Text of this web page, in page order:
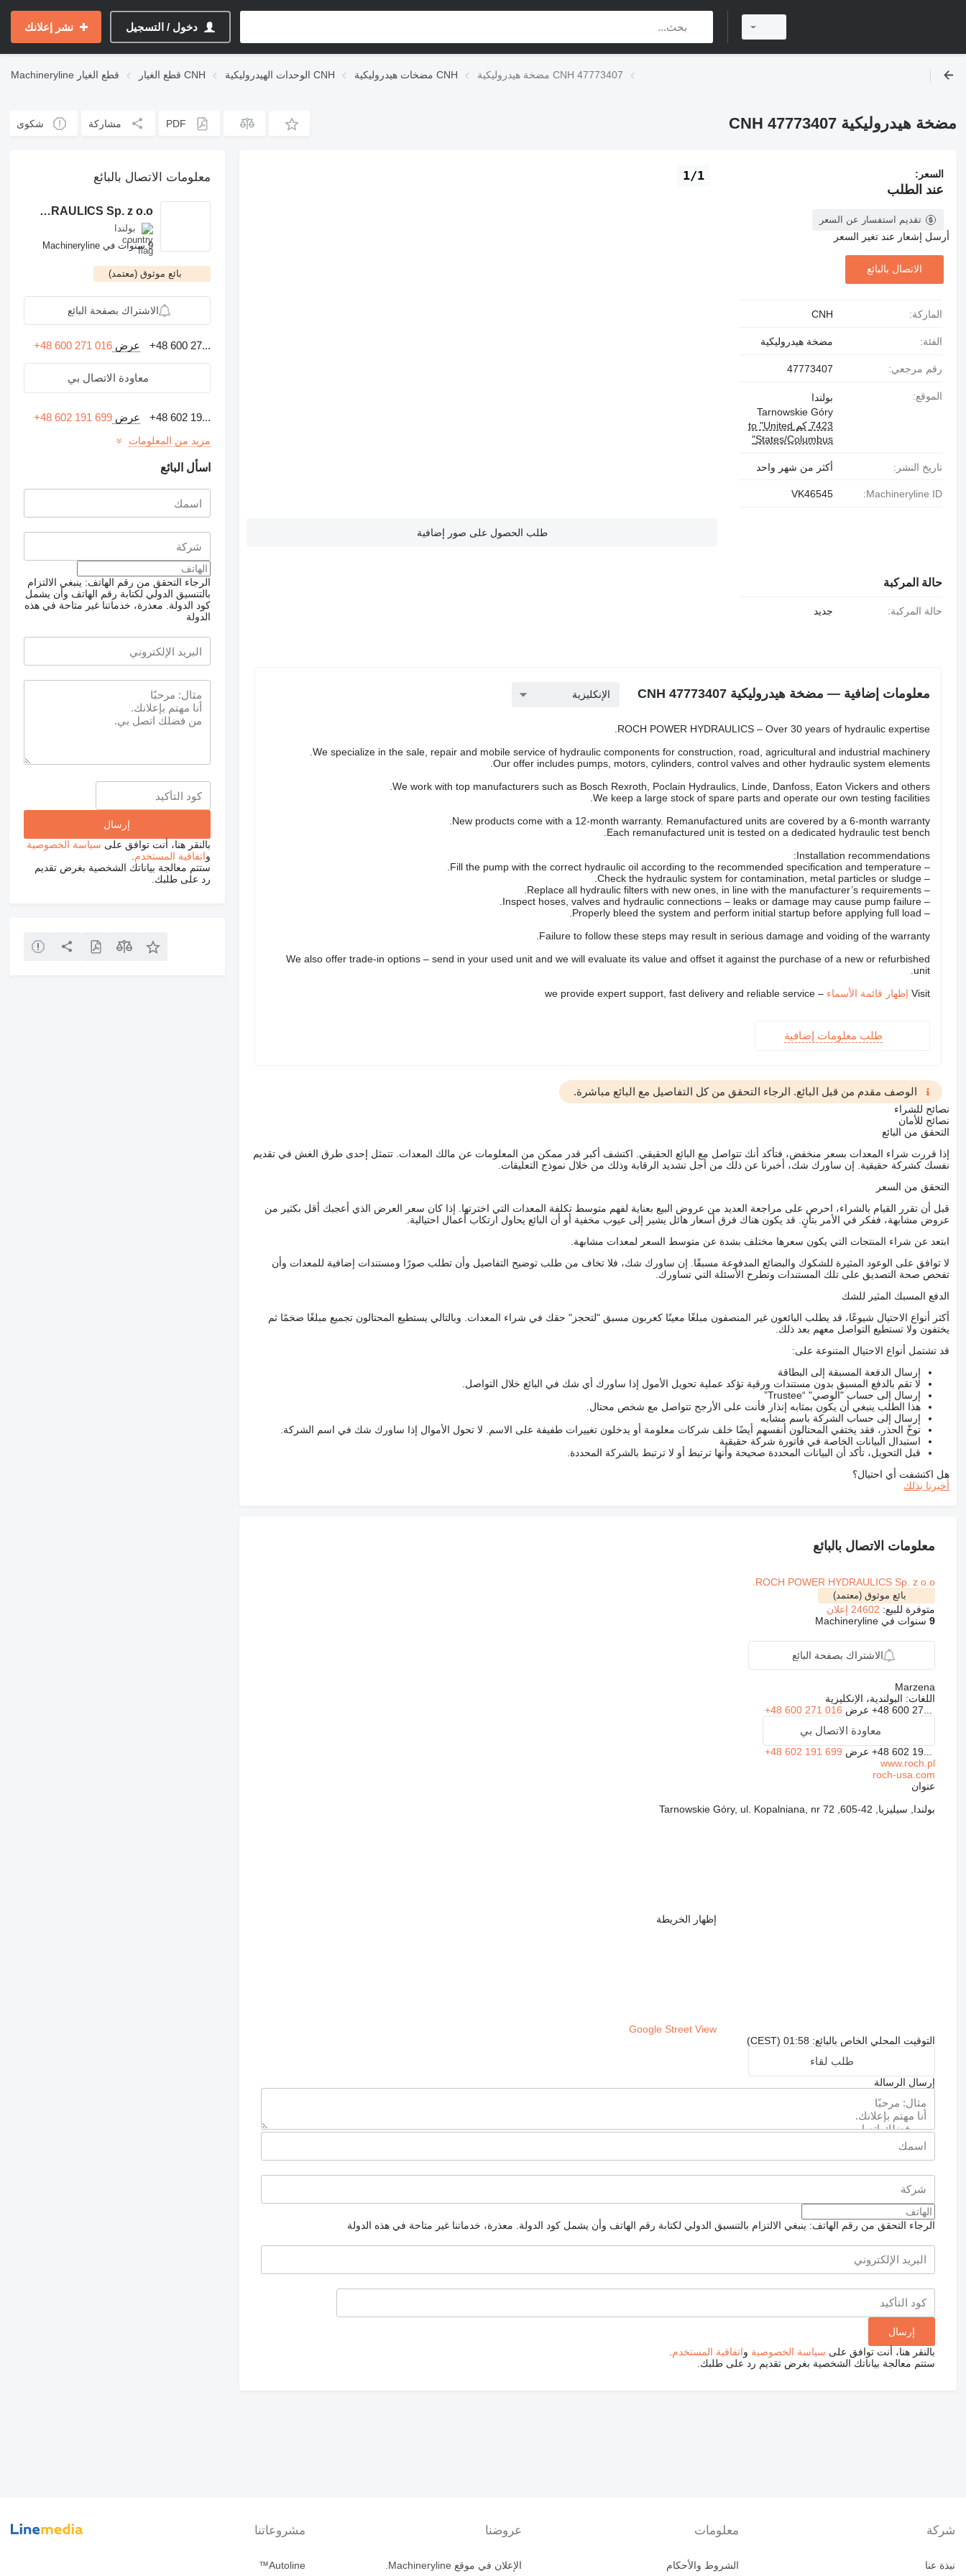
دخول / التسجيل نشر إعلانك
Machineryline قطع الغيار قطع الغيار CNH الوحدات الهيدروليكية CNH مضخات هيدروليكية CNH مضخة هيدروليكية CNH 47773407
مضخة هيدروليكية CNH 47773407 PDF مشاركة شكوى
1/1
طلب الحصول على صور إضافية
السعر:
عند الطلب
تقديم استفسار عن السعر
أرسل إشعار عند تغير السعر
الاتصال بالبائع
الماركة: CNH
الفئة: مضخة هيدروليكية
رقم مرجعي: 47773407
الموقع:
بولندا
Tarnowskie Góry
7423 كم to "United
States/Columbus"
تاريخ النشر: أكثر من شهر واحد
Machineryline ID:
VK46545
حالة المركبة
حالة المركبة: جديد
معلومات إضافية — مضخة هيدروليكية CNH 47773407 الإنكليزية
ROCH POWER HYDRAULICS – Over 30 years of hydraulic expertise.
We specialize in the sale, repair and mobile service of hydraulic components for construction, road, agricultural and industrial machinery.
Our offer includes pumps, motors, cylinders, control valves and other hydraulic system elements.
We work with top manufacturers such as Bosch Rexroth, Poclain Hydraulics, Linde, Danfoss, Eaton Vickers and others.
We keep a large stock of spare parts and operate our own testing facilities.
New products come with a 12-month warranty. Remanufactured units are covered by a 6-month warranty.
Each remanufactured unit is tested on a dedicated hydraulic test bench.
Installation recommendations:
– Fill the pump with the correct hydraulic oil according to the recommended specification and temperature.
– Check the hydraulic system for contamination, metal particles or sludge.
– Replace all hydraulic filters with new ones, in line with the manufacturer’s requirements.
– Inspect hoses, valves and hydraulic connections – leaks or damage may cause pump failure.
– Properly bleed the system and perform initial startup before applying full load.
Failure to follow these steps may result in serious damage and voiding of the warranty.
We also offer trade-in options – send in your used unit and we will evaluate its value and offset it against the purchase of a new or refurbished
unit.
Visit إظهار قائمة الأسماء – we provide expert support, fast delivery and reliable service
طلب معلومات إضافية
الوصف مقدم من قبل البائع. الرجاء التحقق من كل التفاصيل مع البائع مباشرة.
نصائح للشراء
نصائح للأمان
التحقق من البائع
إذا قررت شراء المعدات بسعر منخفض، فتأكد أنك تتواصل مع البائع الحقيقي. اكتشف أكبر قدر ممكن من المعلومات عن مالك المعدات. تتمثل إحدى طرق الغش في تقديم
نفسك كشركة حقيقية. إن ساورك شك، أخبرنا عن ذلك من أجل تشديد الرقابة وذلك من خلال نموذج التعليقات.
التحقق من السعر
قبل أن تقرر القيام بالشراء، احرص على مراجعة العديد من عروض البيع بعناية لفهم متوسط تكلفة المعدات التي اخترتها. إذا كان سعر العرض الذي أعجبك أقل بكثير من
عروض مشابهة، ففكر في الأمر بتأنٍ. قد يكون هناك فرق أسعار هائل يشير إلى عيوب مخفية أو أن البائع يحاول ارتكاب أعمال احتيالية.
ابتعد عن شراء المنتجات التي يكون سعرها مختلف بشدة عن متوسط السعر لمعدات مشابهة.
لا توافق على الوعود المثيرة للشكوك والبضائع المدفوعة مسبقًا. إن ساورك شك، فلا تخاف من طلب توضيح التفاصيل وأن تطلب صورًا ومستندات إضافية للمعدات وأن
تفحص صحة التصديق على تلك المستندات وتطرح الأسئلة التي تساورك.
الدفع المسبك المثير للشك
أكثر أنواع الاحتيال شيوعًا، قد يطلب البائعون غير المنصفون مبلغًا معينًا كعربون مسبق "لتحجز" حقك في شراء المعدات. وبالتالي يستطيع المحتالون تجميع مبلغًا ضخمًا ثم
يختفون ولا تستطيع التواصل معهم بعد ذلك.
قد تشتمل أنواع الاحتيال المتنوعة على:
إرسال الدفعة المسبقة إلى البطاقة
لا تقم بالدفع المسبق بدون مستندات ورقية تؤكد عملية تحويل الأمول إذا ساورك أي شك في البائع خلال التواصل.
إرسال إلى حساب "الوصي" “Trustee”
هذا الطلب ينبغي أن يكون بمثابه إنذار فأنت على الأرجح تتواصل مع شخص محتال.
إرسال إلى حساب الشركة باسم مشابه
توخّ الحذر، فقد يختفي المحتالون أنفسهم أيضًا خلف شركات معلومة أو يدخلون تغييرات طفيفة على الاسم. لا تحول الأموال إذا ساورك شك في اسم الشركة.
استبدال البيانات الخاصة في فاتورة شركة حقيقية
قبل التحويل، تأكد أن البيانات المحددة صحيحة وأنها ترتبط أو لا ترتبط بالشركة المحددة.
هل اكتشفت أي احتيال؟
أخبرنا بذلك
معلومات الاتصال بالبائع
ROCH POWER HYDRAULICS Sp. z o.o.
بائع موثوق (معتمد)
متوفرة للبيع: 24602 إعلان
9سنوات في Machineryline
الاشتراك بصفحة البائع
Marzena
اللغات: البولندية، الإنكليزية
+48 600 27... عرض +48 600 271 016
معاودة الاتصال بي
+48 602 19... عرض +48 602 191 699
www.roch.pl
roch-usa.com
عنوان
بولندا, سيليزيا, 42-605, Tarnowskie Góry, ul. Kopalniana, nr 72
إظهار الخريطة
Google Street View
التوقيت المحلي الخاص بالبائع: 01:58 (CEST)
طلب لقاء
إرسال الرسالة
الرجاء التحقق من رقم الهاتف: ينبغي الالتزام بالتنسيق الدولي لكتابة رقم الهاتف وأن يشمل كود الدولة. معذرة، خدماتنا غير متاحة في هذه الدولة
بالنقر هنا، أنت توافق على سياسة الخصوصية واتفاقية المستخدم
ستتم معالجة بياناتك الشخصية بغرض تقديم رد على طلبك.
معلومات الاتصال بالبائع
ROCH POWER HYDRAULICS Sp. z o.o.
بولندا
9 سنوات في Machineryline
بائع موثوق (معتمد)
الاشتراك بصفحة البائع
+48 600 27... عرض+48 600 271 016
معاودة الاتصال بي
+48 602 19... عرض+48 602 191 699
مزيد من المعلومات
اسأل البائع
الرجاء التحقق من رقم الهاتف: ينبغي الالتزام
بالتنسيق الدولي لكتابة رقم الهاتف وأن يشمل
كود الدولة.
معذرة، خدماتنا غير متاحة في هذه
الدولة
بالنقر هنا، أنت توافق على سياسة الخصوصية
واتفاقية المستخدم
ستتم معالجة بياناتك الشخصية بغرض تقديم
رد على طلبك.
شركة
نبذة عنا
معلومات
الشروط والأحكام
عروضنا
الإعلان في موقع Machineryline.
مشروعاتنا
Autoline™